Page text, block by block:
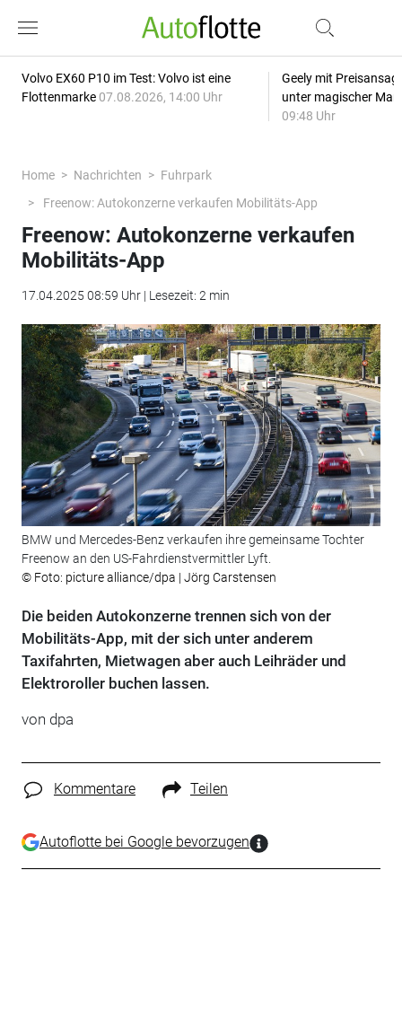
Volvo EX60 P10 im Test: Volvo ist eine
Flottenmarke 07.08.2026, 14:00 Uhr
Geely mit
unter magischer
09:48 Uhr
Home Nachrichten
Fuhrpark
Freenow: Autokonzerne verkaufen Mobilitäts-App
Freenow: Autokonzerne verkaufen
Mobilitäts-App
17.04.2025 08:59 Uhr | Lesezeit: 2 min
BMW und Mercedes-Benz verkaufen ihre gemeinsame Tochter
Freenow an den US-Fahrdienstvermittler Lyft.
© Foto: picture alliance/dpa | Jörg Carstensen
Die beiden Autokonzerne trennen sich von der
Mobilitäts-App, mit der sich unter anderem
Taxifahrten, Mietwagen aber auch Leihräder und
Elektroroller buchen lassen.
von dpa
Kommentare Teilen
Autoflotte bei Google bevorzugen